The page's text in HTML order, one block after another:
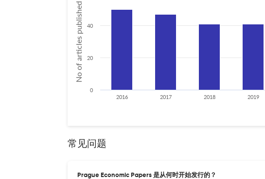
No of articles published
2016 2017 2018 2019
0
20
40
常见问题
Prague Economic Papers 是从何时开始发行的？